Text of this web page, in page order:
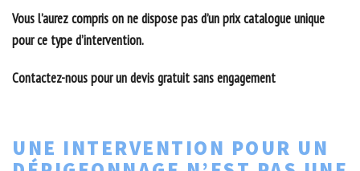
Vous l’aurez compris on ne dispose pas d’un prix catalogue unique
pour ce type d’intervention.
Contactez-nous pour un devis gratuit sans engagement
UNE INTERVENTION POUR UN